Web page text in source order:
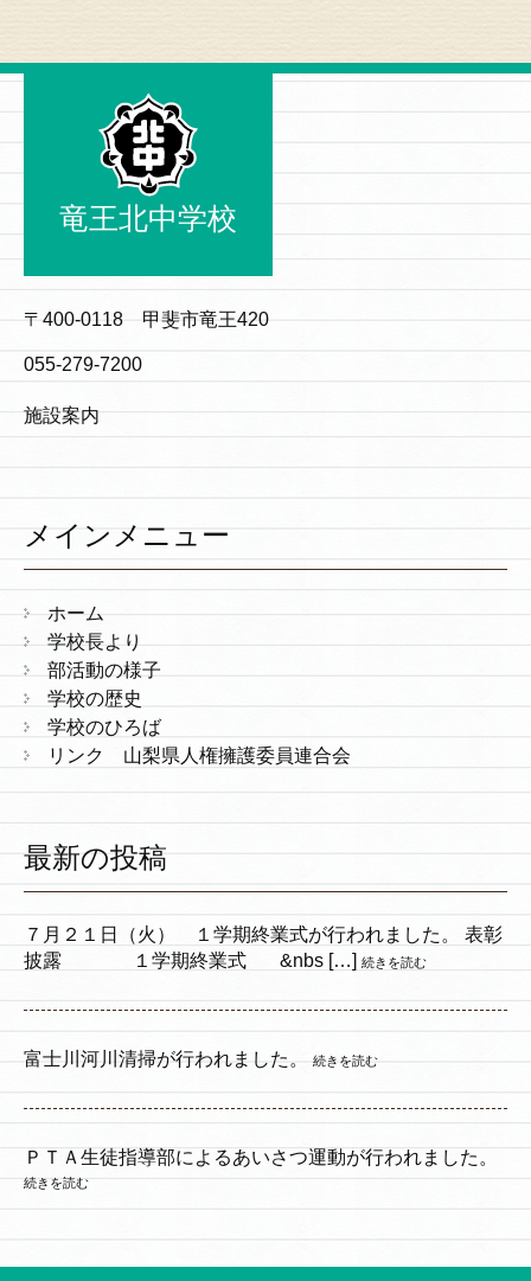
竜王北中学校
〒400-0118 甲斐市竜王420
055-279-7200
施設案内
メインメニュー
ホーム
学校長より
部活動の様子
学校の歴史
学校のひろば
リンク 山梨県人権擁護委員連合会
最新の投稿
７月２１日（火） １学期終業式が行われました。 表彰
披露 １学期終業式 &nbs […] 続きを読む
富士川河川清掃が行われました。 続きを読む
ＰＴＡ生徒指導部によるあいさつ運動が行われました。
続きを読む